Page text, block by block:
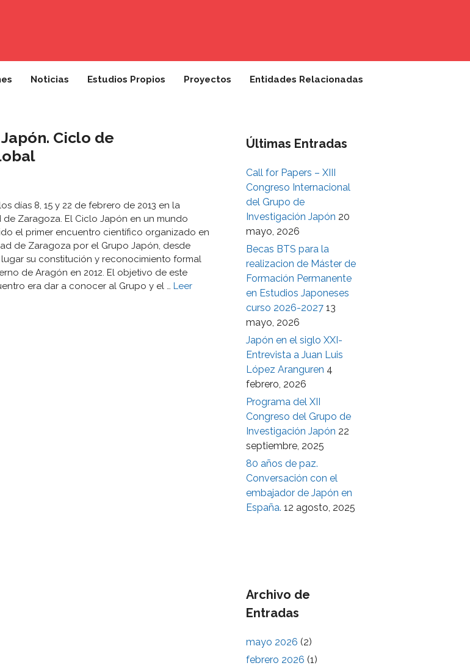
Noticias Estudios Propios Proyectos Entidades Relacionadas
Ciclo de
días 8, 15 y 22 de febrero de 2013 en la
de Zaragoza. El Ciclo Japón en un mundo
el primer encuentro científico organizado en
de Zaragoza por el Grupo Japón, desde
su constitución y reconocimiento formal
de Aragón en 2012. El objetivo de este
era dar a conocer al Grupo y el … Leer
Últimas Entradas
Call for Papers – XIII
Congreso Internacional
del Grupo de
Investigación Japón 20
mayo, 2026
Becas BTS para la
realizacion de Máster de
Formación Permanente
en Estudios Japoneses
curso 2026-2027 13
mayo, 2026
Japón en el siglo XXI-
Entrevista a Juan Luis
López Aranguren 4
febrero, 2026
Programa del XII
Congreso del Grupo de
Investigación Japón 22
septiembre, 2025
80 años de paz.
Conversación con el
embajador de Japón en
España. 12 agosto, 2025
Archivo de
Entradas
mayo 2026 (2)
febrero 2026 (1)